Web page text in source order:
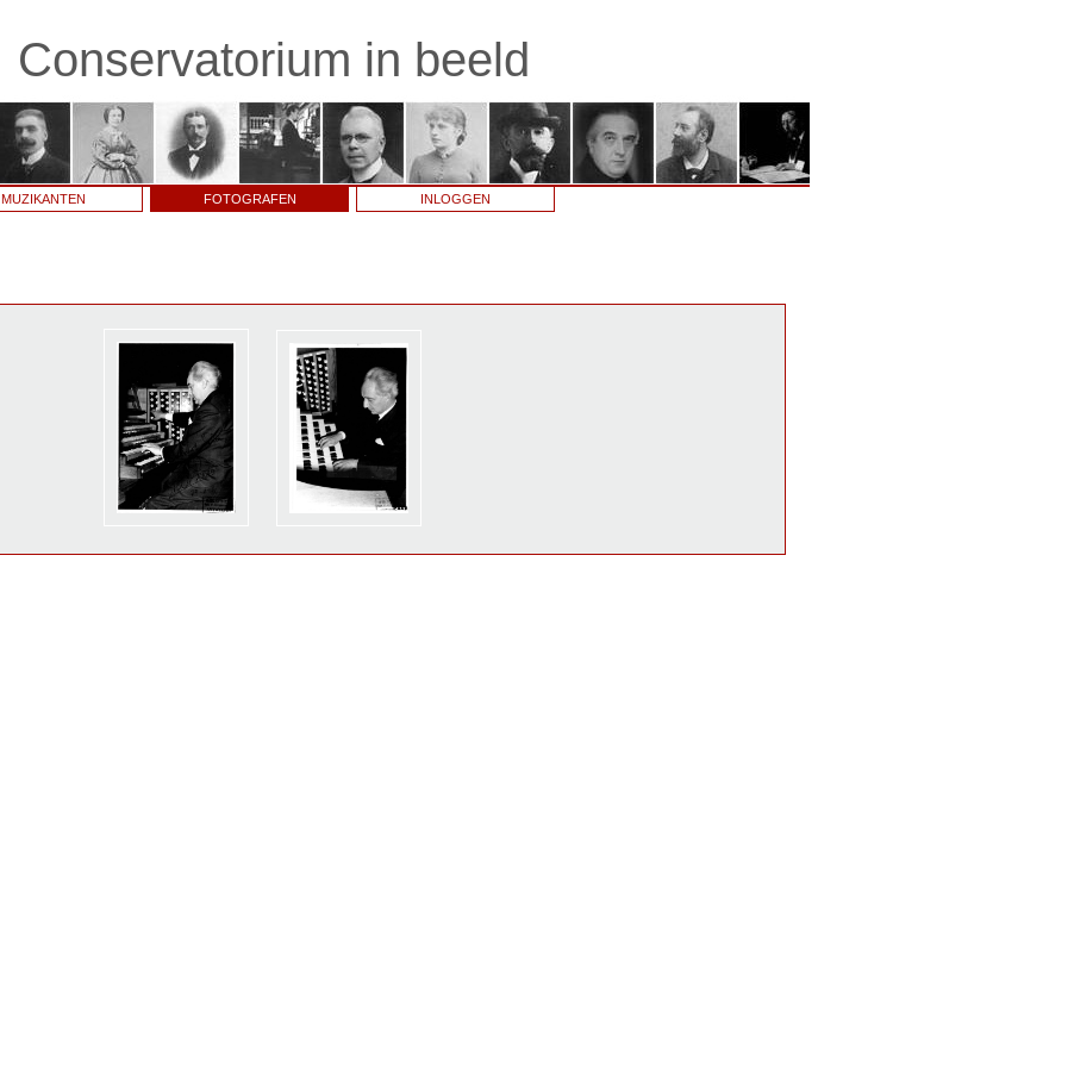
Conservatorium in beeld
MUZIKANTEN FOTOGRAFEN INLOGGEN